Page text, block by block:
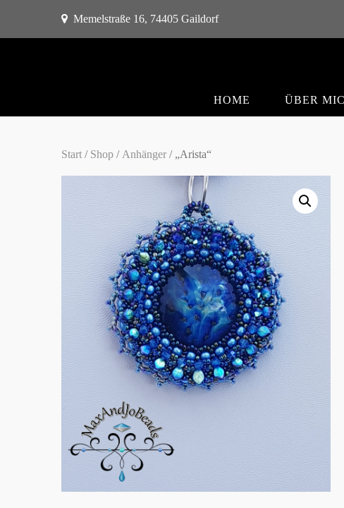
Memelstraße 16, 74405 Gaildorf
HOME ÜBER
Start / Shop /Anhänger / „Arista“